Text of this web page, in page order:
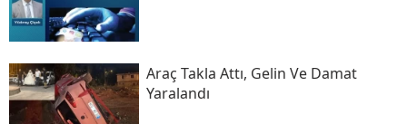
Araç Takla Attı, Gelin Ve Damat
Yaralandı